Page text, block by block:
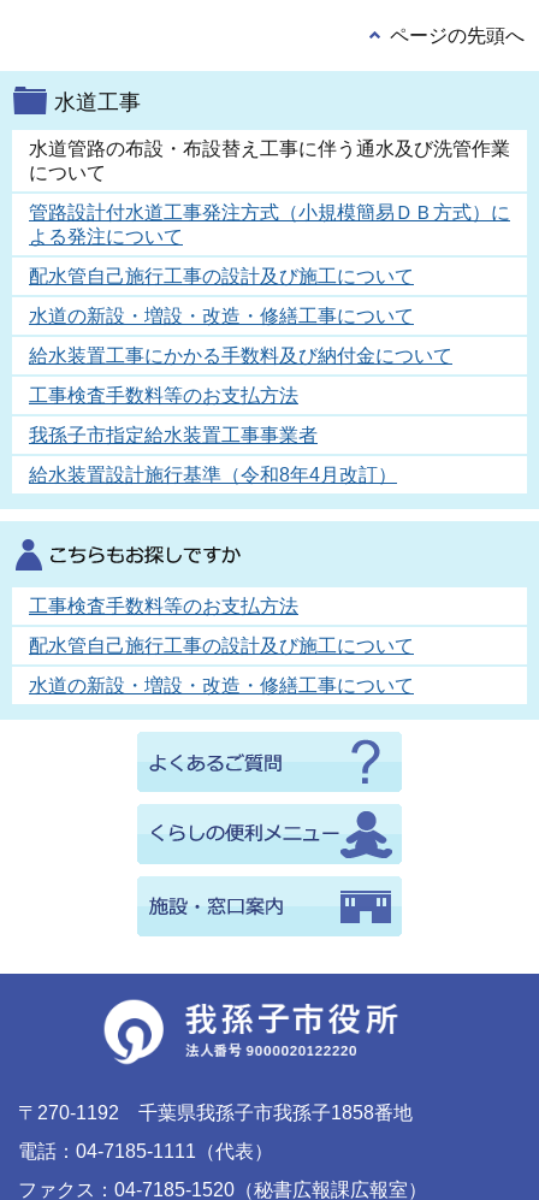
ページの先頭へ
水道工事
水道管路の布設・布設替え工事に伴う通水及び洗管作業
について
管路設計付水道工事発注方式（小規模簡易ＤＢ方式）に
よる発注について
配水管自己施行工事の設計及び施工について
水道の新設・増設・改造・修繕工事について
給水装置工事にかかる手数料及び納付金について
工事検査手数料等のお支払方法
我孫子市指定給水装置工事事業者
給水装置設計施行基準（令和8年4月改訂）
工事検査手数料等のお支払方法
配水管自己施行工事の設計及び施工について
水道の新設・増設・改造・修繕工事について
〒270-1192 千葉県我孫子市我孫子1858番地
電話：04-7185-1111（代表）
ファクス：04-7185-1520（秘書広報課広報室）